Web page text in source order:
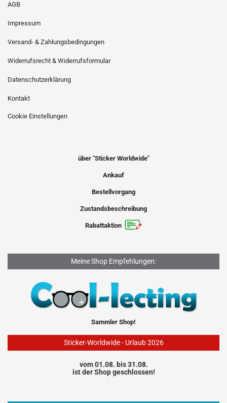
AGB
Impressum
Versand- & Zahlungsbedingungen
Widerrufsrecht & Widerrufsformular
Datenschutzerklärung
Kontakt
Cookie Einstellungen
über "Sticker Worldwide"
Ankauf
Bestellvorgang
Zustandsbeschreibung
Rabattaktion
Meine Shop Empfehlungen:
Sammler Shop!
Sticker-Worldwide - Urlaub 2026
vom 01.08. bis 31.08.
ist der Shop geschlossen!